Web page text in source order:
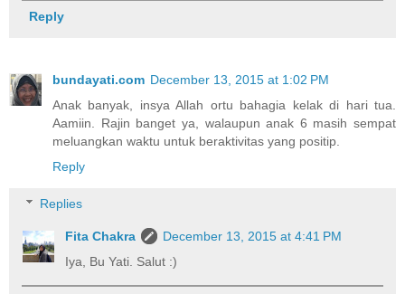
Reply
bundayati.com December 13, 2015 at 1:02 PM
Anak banyak, insya Allah ortu bahagia kelak di hari tua.
Aamiin. Rajin banget ya, walaupun anak 6 masih sempat
meluangkan waktu untuk beraktivitas yang positip.
Reply
Replies
Fita Chakra
December 13, 2015 at 4:41 PM
Iya, Bu Yati. Salut :)